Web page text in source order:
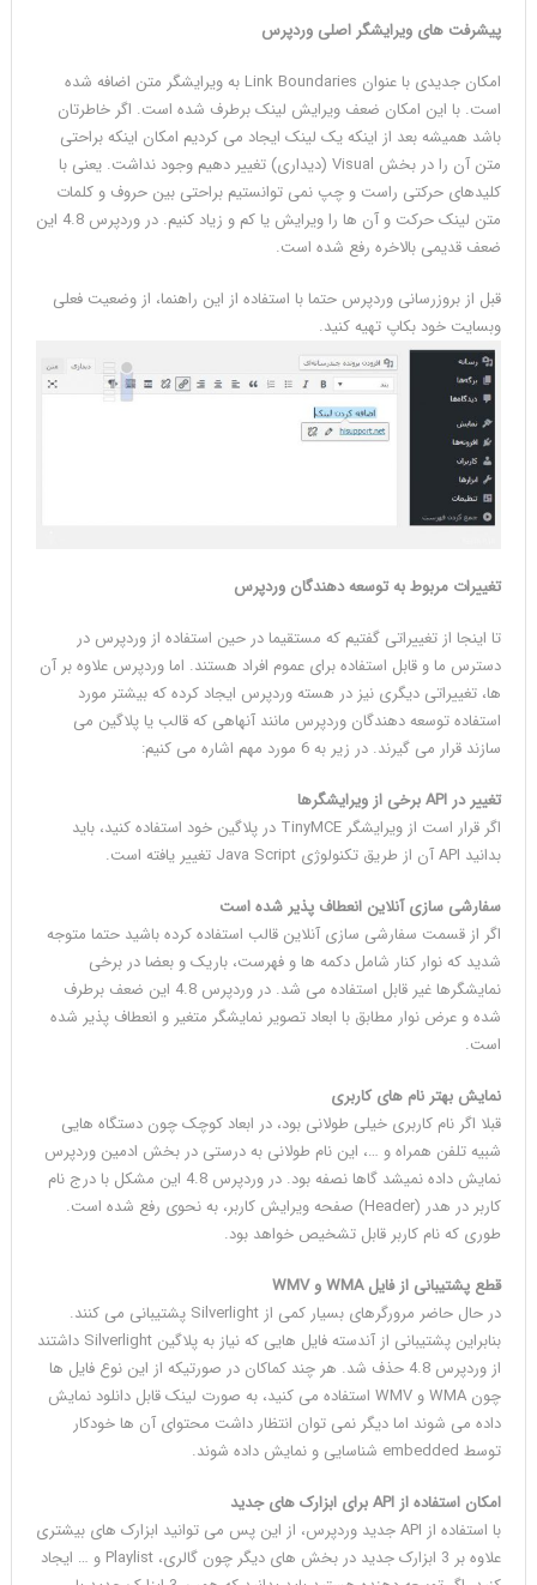
پیشرفت های ویرایشگر اصلی وردپرس
امکان جدیدی با عنوان Link Boundaries به ویرایشگر متن اضافه شده
است. با این امکان ضعف ویرایش لینک برطرف شده است. اگر خاطرتان
باشد همیشه بعد از اینکه یک لینک ایجاد می کردیم امکان اینکه براحتی
متن آن را در بخش Visual (دیداری) تغییر دهیم وجود نداشت. یعنی با
کلیدهای حرکتی راست و چپ نمی توانستیم براحتی بین حروف و کلمات
متن لینک حرکت و آن ها را ویرایش یا کم و زیاد کنیم. در وردپرس 4.8 این
ضعف قدیمی بالاخره رفع شده است.
قبل از بروزرسانی وردپرس حتما با استفاده از این راهنما، از وضعیت فعلی
وبسایت خود بکاپ تهیه کنید.
تغییرات مربوط به توسعه دهندگان وردپرس
تا اینجا از تغییراتی گفتیم که مستقیما در حین استفاده از وردپرس در
دسترس ما و قابل استفاده برای عموم افراد هستند. اما وردپرس علاوه بر آن
ها، تغییراتی دیگری نیز در هسته وردپرس ایجاد کرده که بیشتر مورد
استفاده توسعه دهندگان وردپرس مانند آنهاهی که قالب یا پلاگین می
سازند قرار می گیرند. در زیر به 6 مورد مهم اشاره می کنیم:
تغییر در API برخی از ویرایشگرها
اگر قرار است از ویرایشگر TinyMCE در پلاگین خود استفاده کنید، باید
بدانید API آن از طریق تکنولوژی Java Script تغییر یافته است.
سفارشی سازی آنلاین انعطاف پذیر شده است
اگر از قسمت سفارشی سازی آنلاین قالب استفاده کرده باشید حتما متوجه
شدید که نوار کنار شامل دکمه ها و فهرست، باریک و بعضا در برخی
نمایشگرها غیر قابل استفاده می شد. در وردپرس 4.8 این ضعف برطرف
شده و عرض نوار مطابق با ابعاد تصویر نمایشگر متغیر و انعطاف پذیر شده
است.
نمایش بهتر نام های کاربری
قبلا اگر نام کاربری خیلی طولانی بود، در ابعاد کوچک چون دستگاه هایی
شبیه تلفن همراه و …، این نام طولانی به درستی در بخش ادمین وردپرس
نمایش داده نمیشد گاها نصفه بود. در وردپرس 4.8 این مشکل با درج نام
کاربر در هدر (Header) صفحه ویرایش کاربر، به نحوی رفع شده است.
طوری که نام کاربر قابل تشخیص خواهد بود.
قطع پشتیبانی از فایل WMA و WMV
در حال حاضر مرورگرهای بسیار کمی از Silverlight پشتیبانی می کنند.
بنابراین پشتیبانی از آندسته فایل هایی که نیاز به پلاگین Silverlight داشتند
از وردپرس 4.8 حذف شد. هر چند کماکان در صورتیکه از این نوع فایل ها
چون WMA و WMV استفاده می کنید، به صورت لینک قابل دانلود نمایش
داده می شوند اما دیگر نمی توان انتظار داشت محتوای آن ها خودکار
توسط embedded شناسایی و نمایش داده شوند.
امکان استفاده از API برای ابزارک های جدید
با استفاده از API جدید وردپرس، از این پس می توانید ابزارک های بیشتری
علاوه بر 3 ابزارک جدید در بخش های دیگر چون گالری، Playlist و … ایجاد